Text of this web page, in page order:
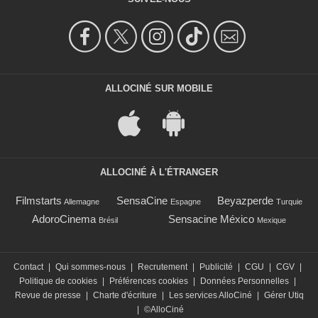
ALLOCINÉ SUR MOBILE
ALLOCINÉ À L'ÉTRANGER
Filmstarts Allemagne SensaCine Espagne Beyazperde Turquie
AdoroCinema Brésil Sensacine México Mexique
Contact Qui sommes-nous Recrutement Publicité CGU CGV
Politique de cookies
Préférences cookies Données Personnelles
Revue de presse
Charte d'écriture Les services AlloCiné
Gérer Utiq
©AlloCiné